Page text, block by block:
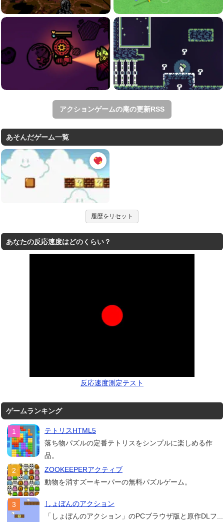
アクションゲームの庵の更新RSS
あそんだゲーム一覧
履歴をリセット
あなたの反応速度はどのくらい？
反応速度測定テスト
ゲームランキング
テトリスHTML5
落ち物パズルの定番テトリスをシンプルに楽しめる作
品。
ZOOKEEPERアクティブ
動物を消すズーキーパーの無料パズルゲーム。
しょぼんのアクション
「しょぼんのアクション」のPCブラウザ版と原作DLフ...